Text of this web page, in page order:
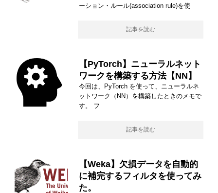
ーション・ルール(association rule)を使
記事を読む
【PyTorch】ニューラルネット
ワークを構築する方法【NN】
今回は、PyTorch を使って、ニューラルネ
ットワーク（NN）を構築したときのメモで
す。 フ
記事を読む
【Weka】欠損データを自動的
に補完するフィルタを使ってみ
た。